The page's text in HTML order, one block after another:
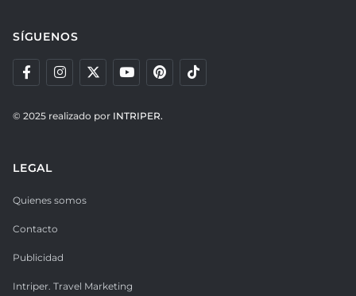
SÍGUENOS
© 2025 realizado por INTRIPER.
LEGAL
Quienes somos
Contacto
Publicidad
Intriper. Travel Marketing